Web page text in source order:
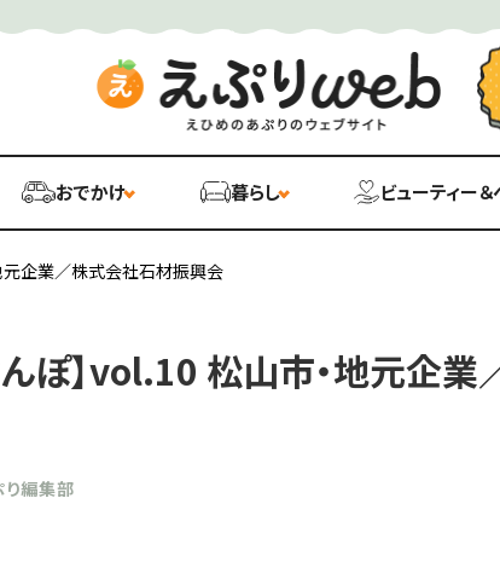
おでかけ 暮らし ビューティー
元企業／株式会社石材振興会
んぽ】vol.10 松山市・地元企
編集部